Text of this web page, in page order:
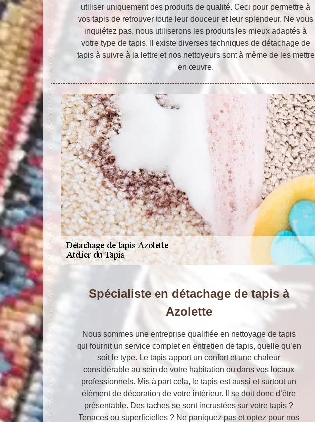
utiliser uniquement des produits de qualité. Ceci pour permettre à
vos tapis de retrouver toute leur douceur et leur splendeur. Ne vous
inquiétez pas, nous utiliserons les produits les mieux adaptés à
votre type de tapis. Il existe diverses techniques de détachage de
tapis à suivre à la lettre et nos nettoyeurs sont à même de les mettre
en œuvre.
Spécialiste en détachage de tapis à
Azolette
Nous sommes une entreprise qualifiée en nettoyage de tapis
qui fournit un service complet en entretien de tapis, quelle qu’en
soit le type. Le tapis apport un confort et une chaleur
considérable au sein de votre habitation ou dans vos locaux
professionnels. Mis à part cela, le tapis est aussi et surtout un
élément de décoration de votre intérieur. Il se doit donc d’être
présentable. Des taches se sont incrustées sur votre tapis ?
Tenaces ou superficielles ? Ne paniquez pas et optez pour nos